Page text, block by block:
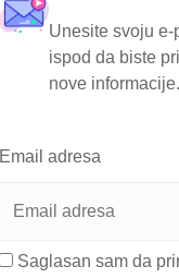
Unesite svoju e-
ispod da biste
nove informacije.
Email adresa
Saglasan sam da